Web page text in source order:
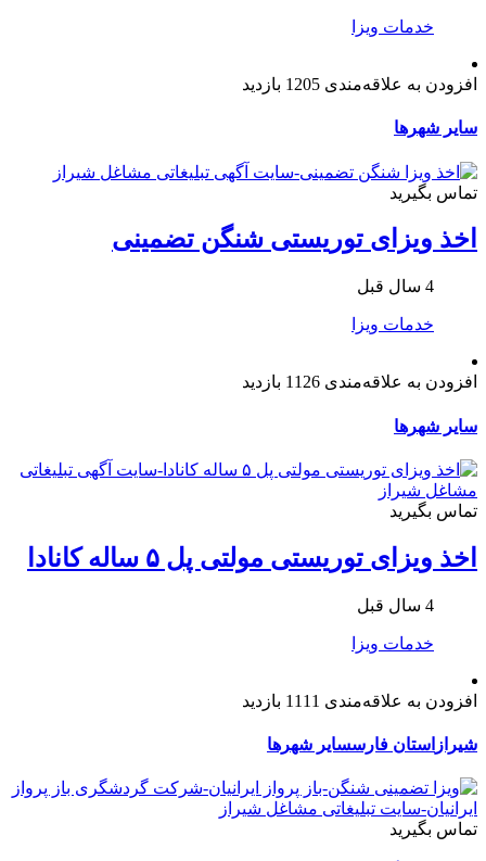
خدمات ویزا
افزودن به علاقه‌مندی 1205 بازدید
سایر شهرها
تماس بگیرید
اخذ ویزای توریستی شنگن تضمینی
4 سال قبل
خدمات ویزا
افزودن به علاقه‌مندی 1126 بازدید
سایر شهرها
تماس بگیرید
اخذ ویزای توریستی مولتی پل ۵ ساله کانادا
4 سال قبل
خدمات ویزا
افزودن به علاقه‌مندی 1111 بازدید
شیراز استان فارسسایر شهرها
تماس بگیرید